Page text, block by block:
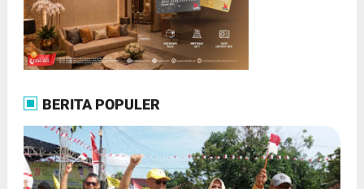
BERITA POPULER